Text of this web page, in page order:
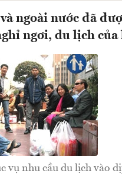
ngoài nước đã
ngơi, du lịch của
vụ nhu cầu du lịch vào